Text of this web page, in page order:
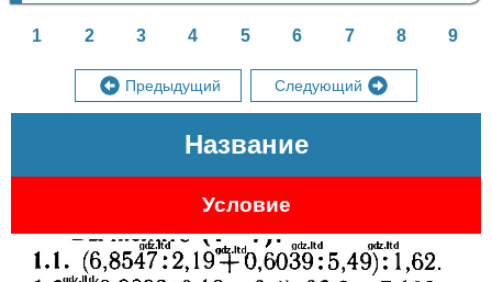
1 2 3 4 5 6 7 8 9
Предыдущий Следующий
Название
Условие